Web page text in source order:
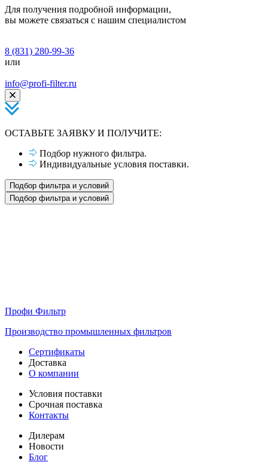
Для получения подробной информации,
вы можете связаться с нашим специалистом
8 (831) 280-99-36
или
info@profi-filter.ru
ОСТАВЬТЕ ЗАЯВКУ И ПОЛУЧИТЕ:
Подбор нужного фильтра.
Индивидуальные условия поставки.
Подбор фильтра и условий
Подбор фильтра и условий
Профи Фильтр
Производство промышленных фильтров
Сертификаты
Доставка
О компании
Условия поставки
Срочная поставка
Контакты
Дилерам
Новости
Блог